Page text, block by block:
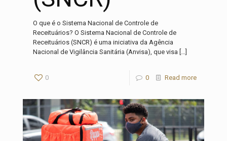
O que é o Sistema Nacional de Controle de
Receituários? O Sistema Nacional de Controle de
Receituários (SNCR) é uma iniciativa da Agência
Nacional de Vigilância Sanitária (Anvisa), que visa […]
0 0 Read more